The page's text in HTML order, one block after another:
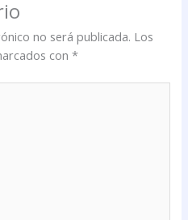
no será publicada. Los
con*